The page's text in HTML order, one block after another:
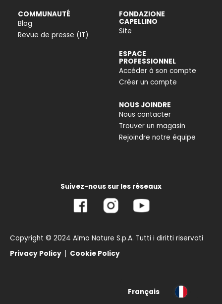
COMMUNAUTÉ
Blog
Revue de presse (IT)
FONDAZIONE
CAPELLINO
Site
ESPACE
PROFESSIONNEL
Accéder à son compte
Créer un compte
NOUS JOINDRE
Nous contacter
Trouver un magasin
Rejoindre notre équipe
Suivez-nous sur les réseaux
Copyright © 2024 Almo Nature S.p.A. Tutti i diritti riservati
Privacy Policy
Cookie Policy
Français